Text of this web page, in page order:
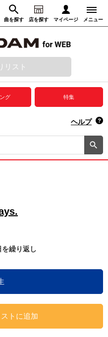
曲を探す 店を探す マイページ メニュー
録音からさがす
ン
キングなど
をチェック！
リスト
グ 特集
ヘルプ
繰り返し
トに追加